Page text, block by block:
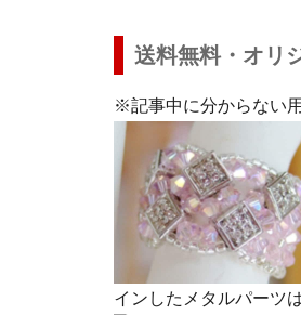
送料無料・オリ
※記事中に分からない
インしたメタルパーツ